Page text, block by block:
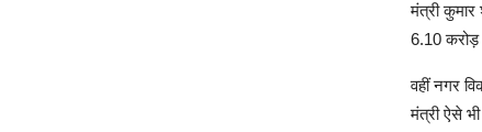
मंत्री
6.10 करोड़
वहीं नगर
मंत्री ऐसे